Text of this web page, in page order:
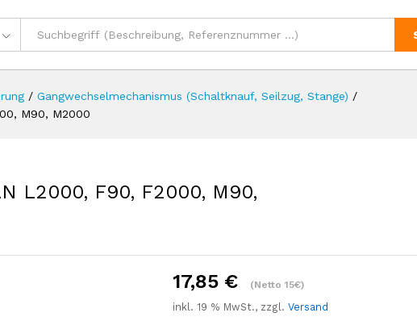
/ Gangwechselmechanismus (Schaltknauf, Seilzug, Stange) /
M90, M2000
L2000, F90, F2000, M90,
17,85 € (Netto 15€)
inkl. 19 % MwSt., zzgl.Versand
17,85€